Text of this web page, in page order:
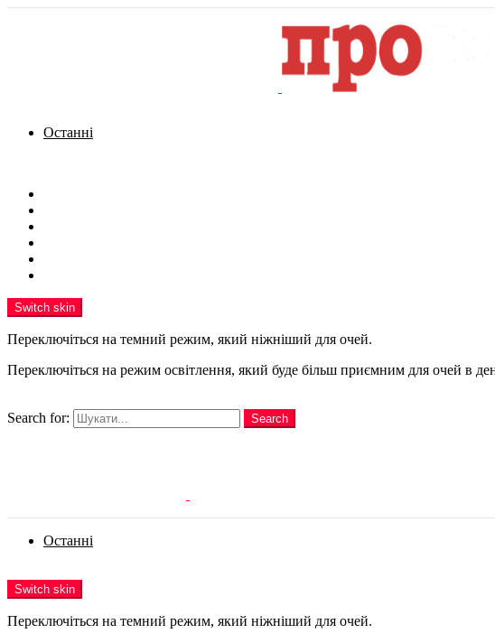
Останні
Switch skin
Переключіться на темний режим, який ніжніший для очей.
Переключіться на режим освітлення, який буде більш приємним для очей в
Search for:
Search
Останні
Switch skin
Переключіться на темний режим, який ніжніший для очей.